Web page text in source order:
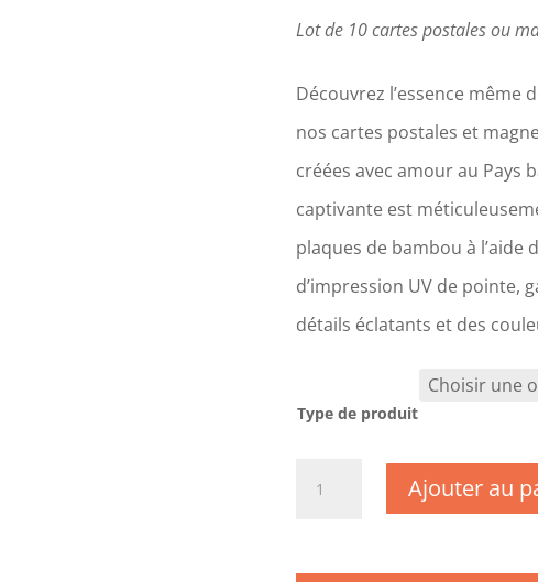
Lot de 10 cartes postales ou
Découvrez l’essence même
nos cartes postales et
créées avec amour au Pays
captivante est
plaques de bambou à l’aide
d’impression UV de pointe,
détails éclatants et des
Type de produit
Morbihan
Ajouter au